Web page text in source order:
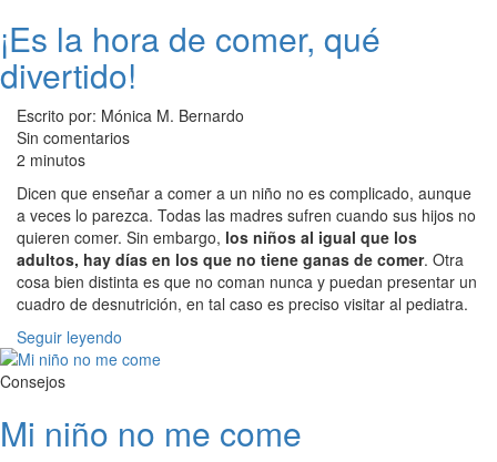
¡Es la hora de comer, qué
divertido!
Escrito por: Mónica M. Bernardo
Sin comentarios
2 minutos
Dicen que enseñar a comer a un niño no es complicado, aunque
a veces lo parezca. Todas las madres sufren cuando sus hijos no
quieren comer. Sin embargo, los niños al igual que los
adultos, hay días en los que no tiene ganas de comer. Otra
cosa bien distinta es que no coman nunca y puedan presentar un
cuadro de desnutrición, en tal caso es preciso visitar al pediatra.
Seguir leyendo
Consejos
Mi niño no me come